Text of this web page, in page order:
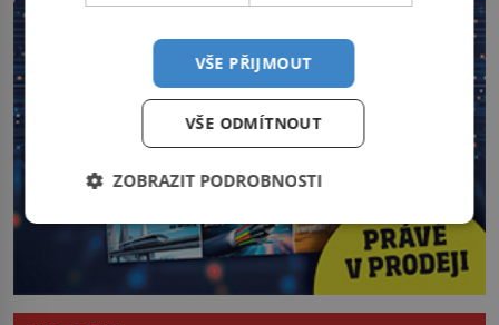
VŠE PŘIJMOUT
VŠE ODMÍTNOUT
ZOBRAZIT PODROBNOSTI